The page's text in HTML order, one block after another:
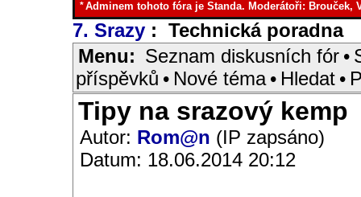
*Adminem tohoto fóra je Standa. Moderátoři: Brouček,
7. Srazy : Technická poradna
Menu: Seznam diskusních fór •
příspěvků • Nové téma • Hledat •
Tipy na srazový kemp
Autor: Rom@n (IP zapsáno)
Datum: 18.06.2014 20:12